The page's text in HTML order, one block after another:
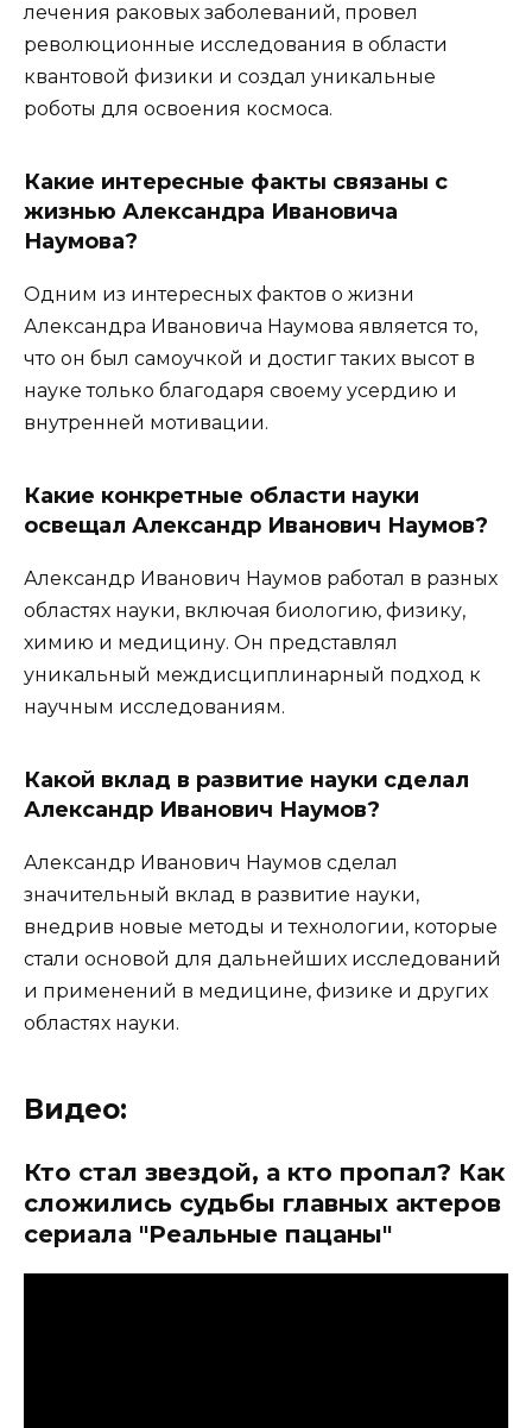
лечения раковых заболеваний, провел
революционные исследования в области
квантовой физики и создал уникальные
роботы для освоения космоса.
Какие интересные факты связаны с
жизнью Александра Ивановича
Наумова?
Одним из интересных фактов о жизни
Александра Ивановича Наумова является то,
что он был самоучкой и достиг таких высот в
науке только благодаря своему усердию и
внутренней мотивации.
Какие конкретные области науки
освещал Александр Иванович Наумов?
Александр Иванович Наумов работал в разных
областях науки, включая биологию, физику,
химию и медицину. Он представлял
уникальный междисциплинарный подход к
научным исследованиям.
Какой вклад в развитие науки сделал
Александр Иванович Наумов?
Александр Иванович Наумов сделал
значительный вклад в развитие науки,
внедрив новые методы и технологии, которые
стали основой для дальнейших исследований
и применений в медицине, физике и других
областях науки.
Видео:
Кто стал звездой, а кто пропал? Как
сложились судьбы главных актеров
сериала "Реальные пацаны"